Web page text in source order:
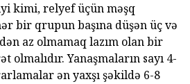
kimi, relyef üçün məşq
bir qrupun başına düşən üç və
az olmamaq lazım olan bir
olmalıdır. Yanaşmaların sayı 4-
ən yaxşı şəkildə 6-8